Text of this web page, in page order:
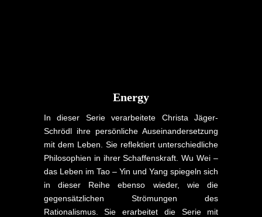
Energy
In dieser Serie verarbeitete Christa Jäger-
Schrödl ihre persönliche Auseinandersetzung
mit dem Leben. Sie reflektiert unterschiedliche
Philosophien in ihrer Schaffenskraft. Wu Wei –
das Leben im Tao – Yin und Yang spiegeln sich
in dieser Reihe ebenso wieder, wie die
gegensätzlichen Strömungen des
Rationalismus. Sie erarbeitet die Serie mit